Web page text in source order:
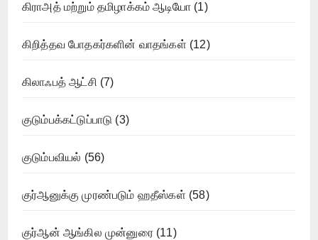
கிராஅத் மற்றும் தமிழாக்கம் ஆடியோ (1)
கிறித்தவ போதகர்களின் வாதங்கள் (12)
கிலாஃபத் ஆட்சி (7)
குடும்பக்கட்டுப்பாடு (3)
குடும்பவியல் (56)
குர்ஆனுக்கு முரண்படும் ஹதீஸ்கள் (58)
குர்ஆன் ஆங்கில முன்னுரை(11)